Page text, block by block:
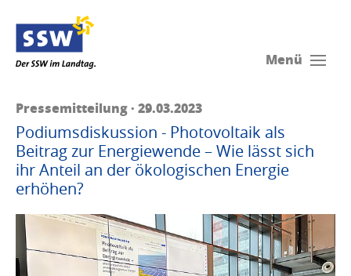
Menü
Pressemitteilung · 29.03.2023
Podiumsdiskussion - Photovoltaik als
Beitrag zur Energiewende – Wie lässt sich
ihr Anteil an der ökologischen Energie
erhöhen?